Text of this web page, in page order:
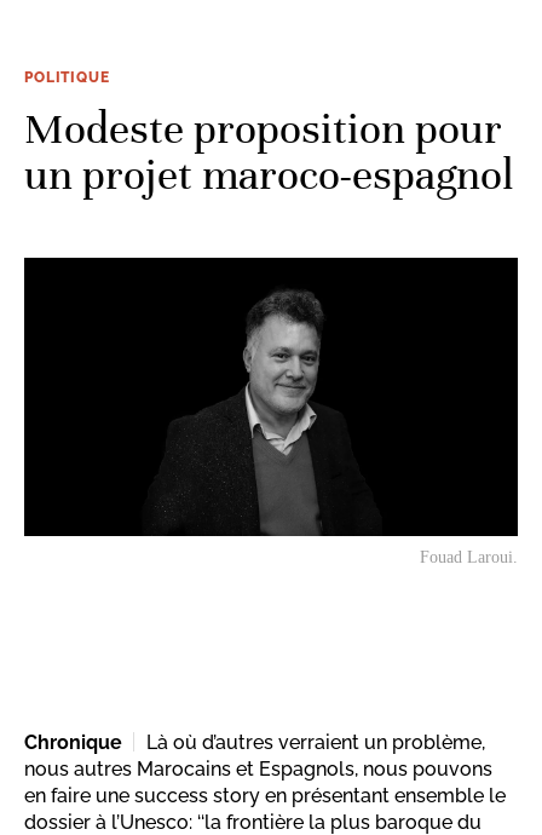
POLITIQUE
Modeste proposition pour
un projet maroco-espagnol
Fouad Laroui.
Chronique
Là où d’autres verraient un problème,
nous autres Marocains et Espagnols, nous pouvons
en faire une success story en présentant ensemble le
dossier à l’Unesco: ‘‘la frontière la plus baroque du